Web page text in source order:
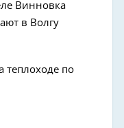
Винновка
в Волгу
теплоходе по